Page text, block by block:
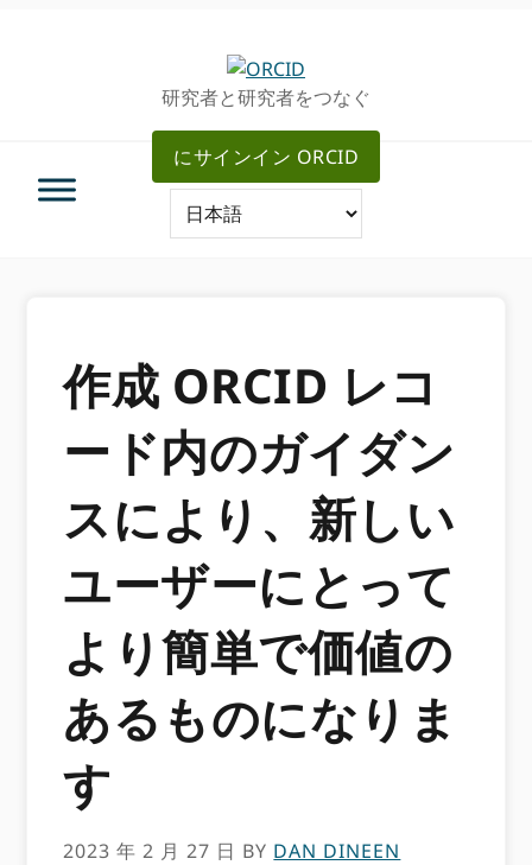
研究者と研究者をつなぐ
にサインイン ORCID
作成 ORCID レコ
ード内のガイダン
スにより、新しい
ユーザーにとって
より簡単で価値の
あるものになりま
す
2023 年 2 月 27 日 BY DAN DINEEN